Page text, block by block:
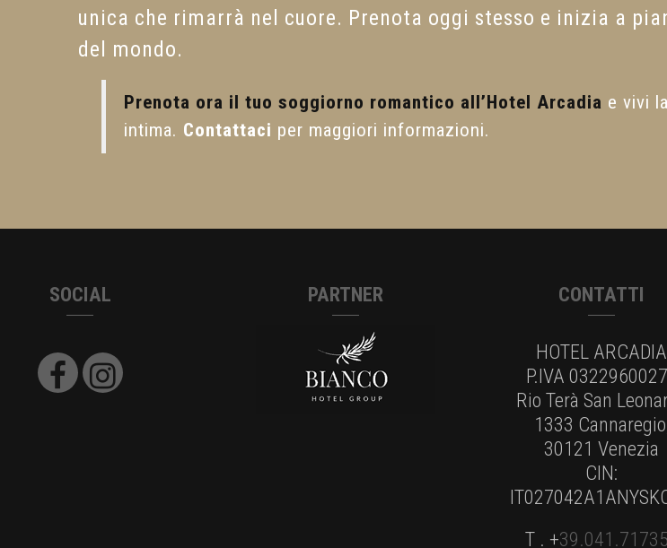
unica che rimarrà nel cuore. Prenota oggi stesso e inizia a
del mondo.
Prenota ora il tuo soggiorno romantico all’Hotel Arcadia e vivi
intima. Contattaci per maggiori informazioni.
SOCIAL PARTNER CONTATTI
HOTEL ARCADIA
P.IVA
Rio Terà San
1333
30121 Venezia
CIN:
T . +